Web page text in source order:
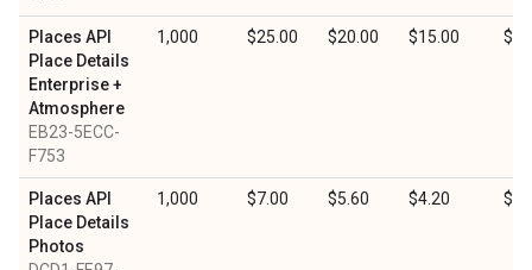
Places API
Place Details
Enterprise +
Atmosphere
EB23-5ECC-
F753
1,000 $25.00 $20.00 $15.00
Places API
Place Details
Photos
1,000 $7.00 $5.60 $4.20